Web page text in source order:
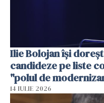
Ilie Bolojan își
candideze pe liste
"polul de
14 IULIE 2026